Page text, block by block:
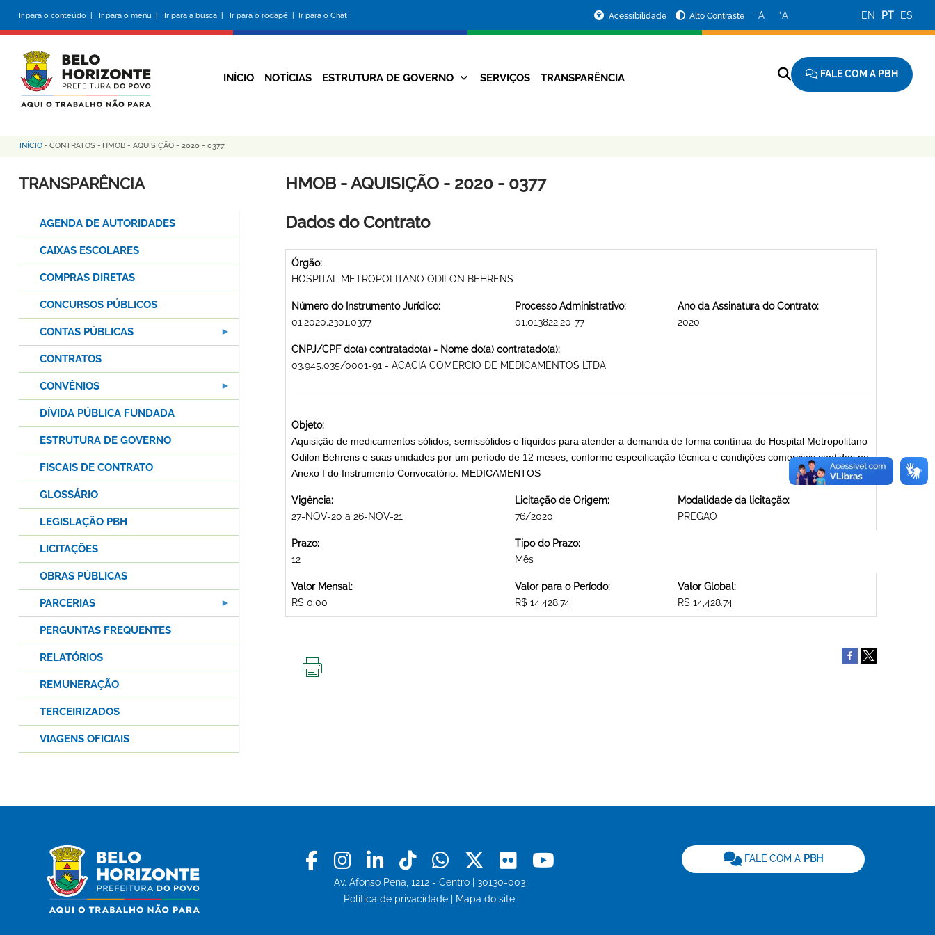
conteúdo
principal
Ir para o conteúdo | Ir para o menu | Ir para a busca | Ir para o rodapé | Ir para o Chat
da
Prefeitura
Acessibilidade Alto Contraste −A +A EN PT ES
Navegação
INÍCIO NOTÍCIAS ESTRUTURA DE GOVERNO SERVIÇOS TRANSPARÊNCIA FALE COM A PBH
Trilha
de
INÍCIO - CONTRATOS - HMOB - AQUISIÇÃO - 2020 - 0377
HMOB - AQUISIÇÃO - 2020 - 0377
Dados do Contrato
Órgão:
HOSPITAL METROPOLITANO ODILON BEHRENS
Número do Instrumento Jurídico:
01.2020.2301.0377
Processo Administrativo:
01.013822.20-77
Ano da Assinatura do Contrato:
2020
CNPJ/CPF do(a) contratado(a) - Nome do(a) contratado(a):
03.945.035/0001-91 - ACACIA COMERCIO DE MEDICAMENTOS LTDA
Objeto:
Aquisição de medicamentos sólidos, semissólidos e líquidos para atender a demanda de forma contínua do Hospital Metropolitano
Odilon Behrens e suas unidades por um período de 12 meses, conforme especificação técnica e condições comerciais contidas no
Anexo I do Instrumento Convocatório. MEDICAMENTOS
Vigência:
27-NOV-20 a 26-NOV-21
Licitação de Origem:
76/2020
Modalidade da licitação:
PREGAO
Prazo:
12
Tipo do Prazo:
Mês
Valor Mensal:
R$ 0.00
Valor para o Período:
R$ 14,428.74
Valor Global:
R$ 14,428.74
TRANSPARÊNCIA
AGENDA DE AUTORIDADES
CAIXAS ESCOLARES
COMPRAS DIRETAS
CONCURSOS PÚBLICOS
CONTAS PÚBLICAS
CONTRATOS
CONVÊNIOS
DÍVIDA PÚBLICA FUNDADA
ESTRUTURA DE GOVERNO
FISCAIS DE CONTRATO
GLOSSÁRIO
LEGISLAÇÃO PBH
LICITAÇÕES
OBRAS PÚBLICAS
PARCERIAS
PERGUNTAS FREQUENTES
RELATÓRIOS
REMUNERAÇÃO
TERCEIRIZADOS
VIAGENS OFICIAIS
Facebook
Instagram
LinkedinTiktokWhatsapp
X Flickr
Av. Afonso Pena, 1212 - Centro | 30130-003
Política de privacidade
Mapa do site
FALE COM A PBH